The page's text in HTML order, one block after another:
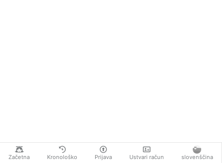
Začetna Kronološko Prijava Ustvari račun slovenščina